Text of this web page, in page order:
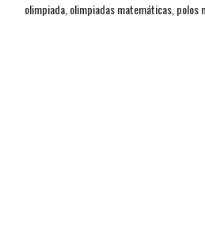
olimpiada, olimpiadas matemáticas, polos